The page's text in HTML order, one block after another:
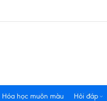
Hóa học muôn màu Hỏi đáp